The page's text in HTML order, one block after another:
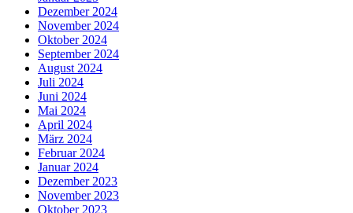
Dezember 2024
November 2024
Oktober 2024
September 2024
August 2024
Juli 2024
Juni 2024
Mai 2024
April 2024
März 2024
Februar 2024
Januar 2024
Dezember 2023
November 2023
Oktober 2023